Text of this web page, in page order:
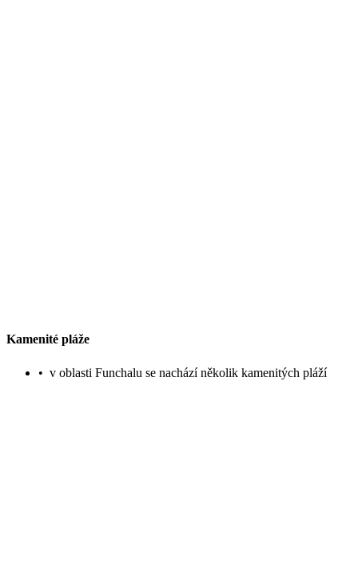
Kamenité pláže
• v oblasti Funchalu se nachází několik kamenitých pláží